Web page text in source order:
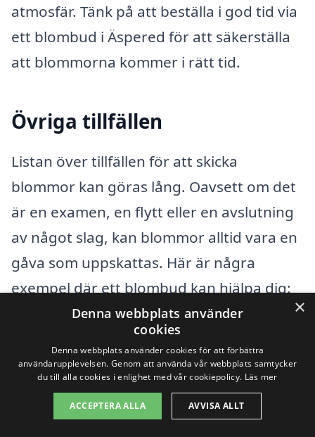
atmosfär. Tänk på att beställa i god tid via
ett blombud i Äspered för att säkerställa
att blommorna kommer i rätt tid.
Övriga tillfällen
Listan över tillfällen för att skicka
blommor kan göras lång. Oavsett om det
är en examen, en flytt eller en avslutning
av något slag, kan blommor alltid vara en
gåva som uppskattas. Här är några
exempel där ett blombud kan hjälpa dig:
Bröllopsdagar
Examen och prestationer
×
Denna webbplats använder
cookies
Denna webbplats använder cookies för att förbättra
användarupplevelsen. Genom att använda vår webbplats samtycker
du till alla cookies i enlighet med vår cookiepolicy. Läs mer
ACCEPTERA ALLA AVVISA ALLT